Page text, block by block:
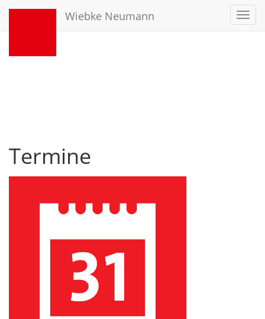
Wiebke Neumann
Termine